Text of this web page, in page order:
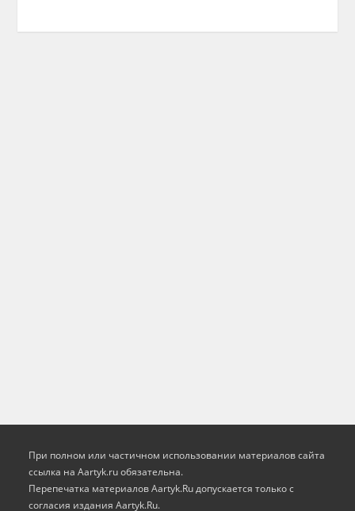
При полном или частичном использовании материалов сайта
ссылка на Aartyk.ru oбязательна.
Перепечатка материалов Aartyk.Ru допускается только с
согласия издания Aartyk.Ru.